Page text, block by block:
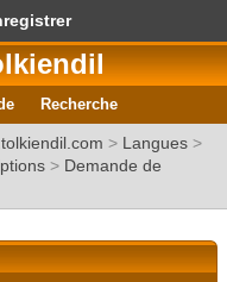
Recherche
> Langues >
> Demande de